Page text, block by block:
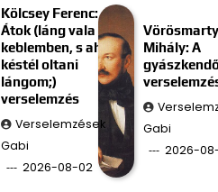
Kölcsey Ferenc:
Átok (láng vala
keblemben, s ah
késtél oltani
lángom;)
verselemzés
Verselemzések
Gabi
2026-08-02
Vörösmarty
Mihály: A
Gabi
2026-